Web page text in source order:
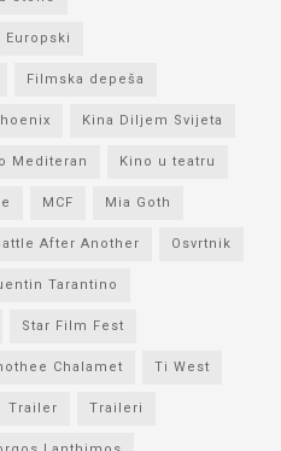
Europski
Filmska depeša
Kina Diljem Svijeta
Mediteran Kino u teatru
MCF Mia Goth
After Another Osvrtnik
Tarantino
Star Film Fest
Chalamet Ti West
Trailer Traileri